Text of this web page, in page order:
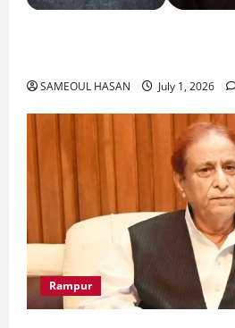
SAMEOUL HASAN July 1, 2026
Rampur